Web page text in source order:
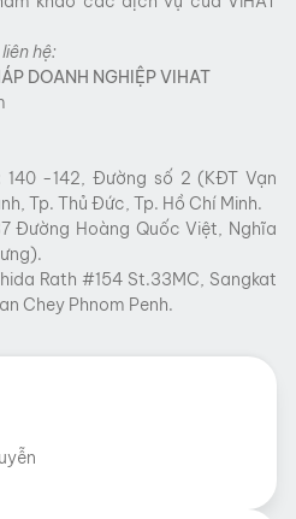
hệ:
DOANH NGHIỆP VIHAT
140 -142, Đường số 2 (KĐT Vạn
Tp. Thủ Đức, Tp. Hồ Chí Minh.
Đường Hoàng Quốc Việt, Nghĩa
Rath #154 St.33MC, Sangkat
Chey Phnom Penh.